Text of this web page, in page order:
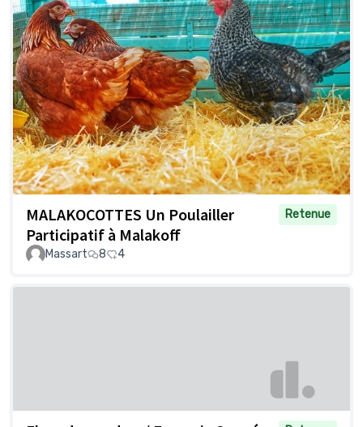
MALAKOCOTTES Un Poulailler
Participatif à Malakoff
Retenue
Massart 8 4